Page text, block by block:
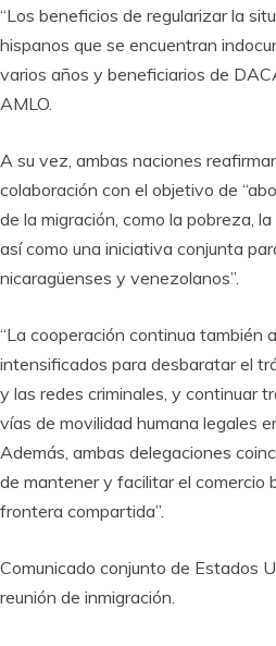
“Los beneficios de regularizar la
hispanos que se encuentran
varios años y beneficiarios de
AMLO.
A su vez, ambas naciones
colaboración con el objetivo de
de la migración, como la pobreza,
así como una iniciativa conjunta
nicaragüenses y venezolanos”.
“La cooperación continua también
intensificados para desbaratar el
y las redes criminales, y continuar
vías de movilidad humana legales
Además, ambas delegaciones
de mantener y facilitar el comercio
frontera compartida”.
Comunicado conjunto de Estados
reunión de inmigración.